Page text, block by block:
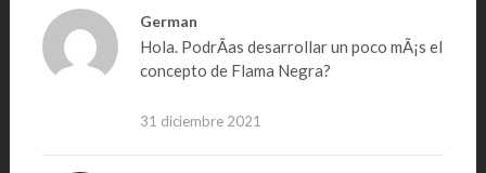
German
Hola. PodrÃ­as desarrollar un poco mÃ¡s el
concepto de Flama Negra?
31 diciembre 2021